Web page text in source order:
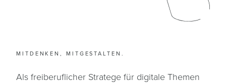
MITDENKEN, MITGESTALTEN.
Als freiberuflicher Stratege für digitale Themen